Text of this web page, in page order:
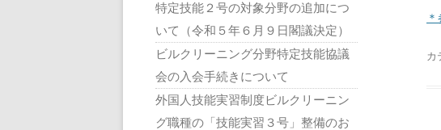
カ
特定技能２号の対象分野の追加につ
いて（令和５年６月９日閣議決定）
ビルクリーニング分野特定技能協議
会の入会手続きについて
外国人技能実習制度ビルクリーニン
グ職種の「技能実習３号」整備のお